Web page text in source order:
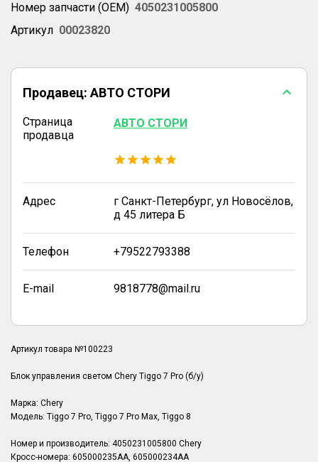
Номер запчасти (OEM) 4050231005800
Артикул 00023820
Продавец: АВТО СТОРИ
Страница
продавца
АВТО СТОРИ
Адрес
г Санкт-Петербург, ул Новосёлов,
д 45 литера Б
Телефон +79522793388
E-mail 9818778@mail.ru
Артикул товара №100223
Блок управления светом Chery Tiggo 7 Pro (б/у)
Марка: Chery
Модель: Tiggo 7 Pro, Tiggo 7 Pro Max, Tiggo 8
Номер и производитель: 4050231005800 Chery
Кросс-номера: 605000235AA, 605000234AA